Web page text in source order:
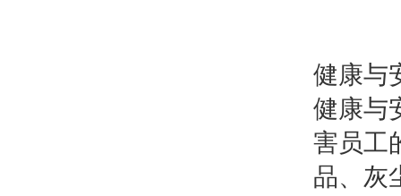
健康与
健康与
害员工
品、灰